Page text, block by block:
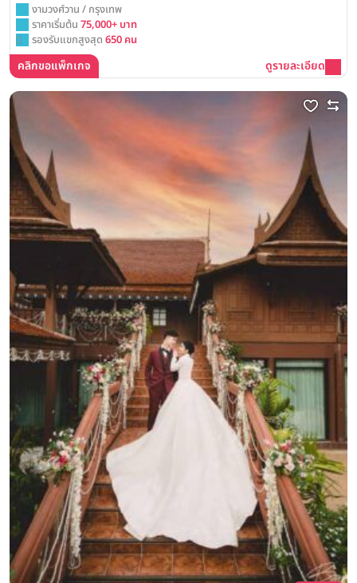
งามวงศ์วาน / กรุงเทพ
ราคาเริ่มต้น 75,000+ บาท
รองรับแขกสูงสุด 650 คน
คลิกขอแพ็กเกจ ดูรายละเอียด